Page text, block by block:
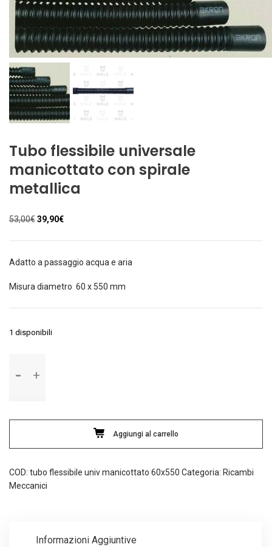
Tubo flessibile universale
manicottato con spirale
metallica
53,00€Il
originale
53,00€.
39,90€Il
attuale
39,90€.
Adatto a passaggio acqua e aria
Misura diametro 60 x 550 mm
1 disponibili
flessibile
con
metallica
Aggiungi al carrello
COD: tubo flessibile univ manicottato 60x550 Categoria: Ricambi
Meccanici
Informazioni Aggiuntive